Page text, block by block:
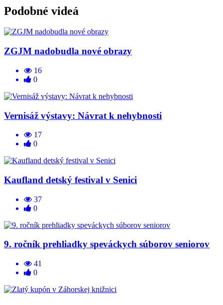
Podobné videá
ZGJM nadobudla nové obrazy
16
0
Vernisáž výstavy: Návrat k nehybnosti
17
0
Kaufland detský festival v Senici
37
0
9. ročník prehliadky speváckych súborov seniorov
41
0